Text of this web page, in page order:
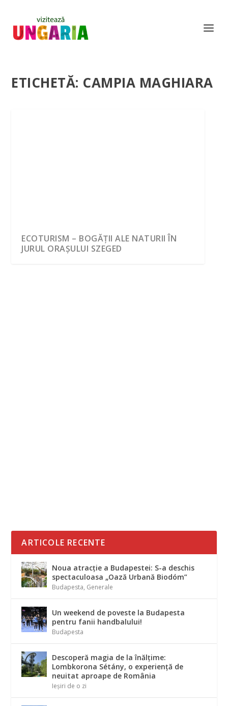
ETICHETĂ: CAMPIA MAGHIARA
ECOTURISM – BOGĂŢII ALE NATURII ÎN
JURUL ORAȘULUI SZEGED
ARTICOLE RECENTE
Noua atracție a Budapestei: S-a deschis
spectaculoasa „Oază Urbană Biodóm”
Budapesta, Generale
Un weekend de poveste la Budapesta
pentru fanii handbalului!
Budapesta
Descoperă magia de la înălțime:
Lombkorona Sétány, o experiență de
neuitat aproape de România
Ieșiri de o zi